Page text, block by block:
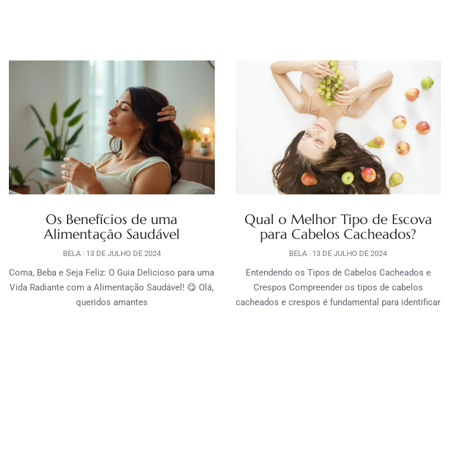
Os Benefícios de uma
Alimentação Saudável
BELA 13 DE JULHO DE 2024
Coma, Beba e Seja Feliz: O Guia Delicioso para uma
Vida Radiante com a Alimentação Saudável! 😋 Olá,
queridos amantes
Qual o Melhor Tipo de Escova
para Cabelos Cacheados?
BELA 13 DE JULHO DE 2024
Entendendo os Tipos de Cabelos Cacheados e
Crespos Compreender os tipos de cabelos
cacheados e crespos é fundamental para identificar